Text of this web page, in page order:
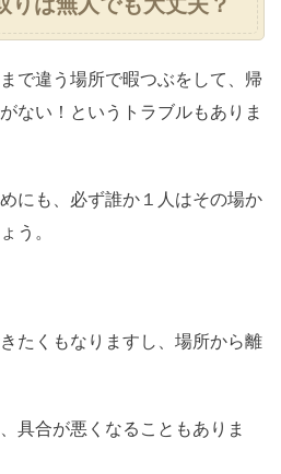
で違う場所で暇つぶをして、帰
ない！というトラブルもありま
にも、必ず誰か１人はその場か
う。
たくもなりますし、場所から離
具合が悪くなることもありま